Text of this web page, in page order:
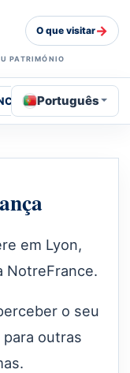
PATRIMÓNIO
O que visitar→
Português
em Lyon,
NotreFrance.
o seu
outras